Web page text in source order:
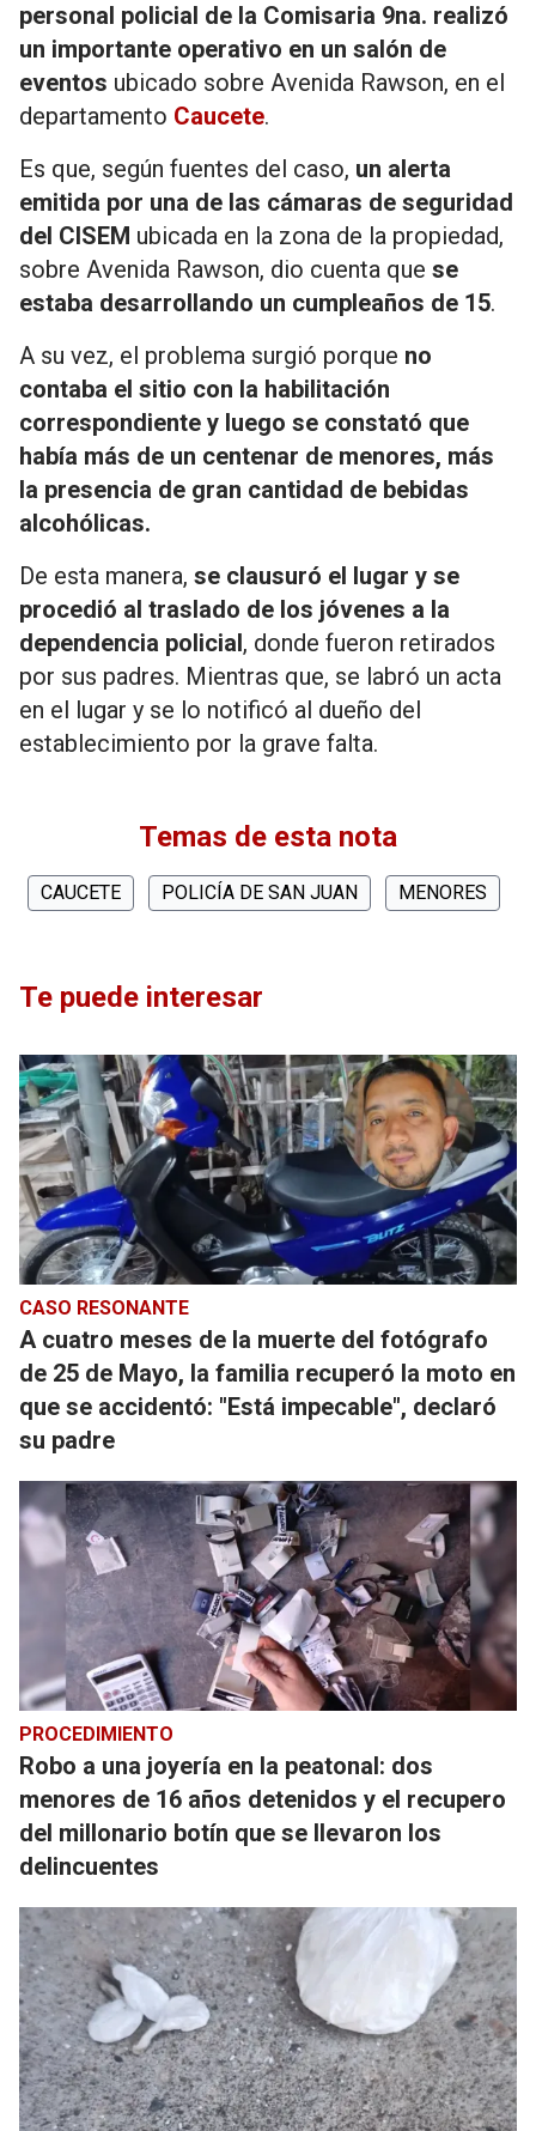
personal policial de la Comisaria 9na. realizó
un importante operativo en un salón de
eventos ubicado sobre Avenida Rawson, en el
departamento Caucete.
Es que, según fuentes del caso, un alerta
emitida por una de las cámaras de seguridad
del CISEM ubicada en la zona de la propiedad,
sobre Avenida Rawson, dio cuenta que se
estaba desarrollando un cumpleaños de 15.
A su vez, el problema surgió porque no
contaba el sitio con la habilitación
correspondiente y luego se constató que
había más de un centenar de menores, más
la presencia de gran cantidad de bebidas
alcohólicas.
De esta manera, se clausuró el lugar y se
procedió al traslado de los jóvenes a la
dependencia policial, donde fueron retirados
por sus padres. Mientras que, se labró un acta
en el lugar y se lo notificó al dueño del
establecimiento por la grave falta.
Temas de esta nota
CAUCETE POLICÍA DE SAN JUAN MENORES
Te puede interesar
CASO RESONANTE
A cuatro meses de la muerte del fotógrafo
de 25 de Mayo, la familia recuperó la moto en
que se accidentó: "Está impecable", declaró
su padre
PROCEDIMIENTO
Robo a una joyería en la peatonal: dos
menores de 16 años detenidos y el recupero
del millonario botín que se llevaron los
delincuentes